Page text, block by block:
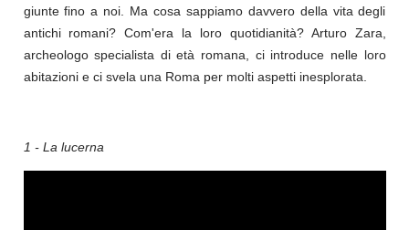
giunte fino a noi. Ma cosa sappiamo davvero della vita degli
antichi romani? Com'era la loro quotidianità? Arturo Zara,
archeologo specialista di età romana, ci introduce nelle loro
abitazioni e ci svela una Roma per molti aspetti inesplorata.
1 - La lucerna